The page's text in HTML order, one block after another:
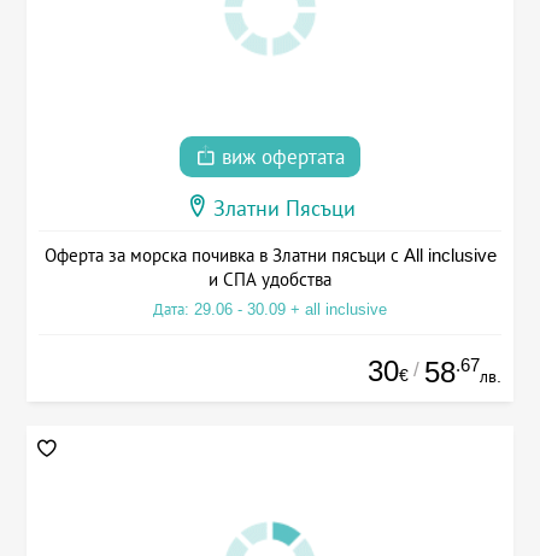
виж офертата
Златни Пясъци
Оферта за морска почивка в Златни пясъци с All inclusive
и СПА удобства
Дата: 29.06 - 30.09 + all inclusive
30€ / 58.67
лв.